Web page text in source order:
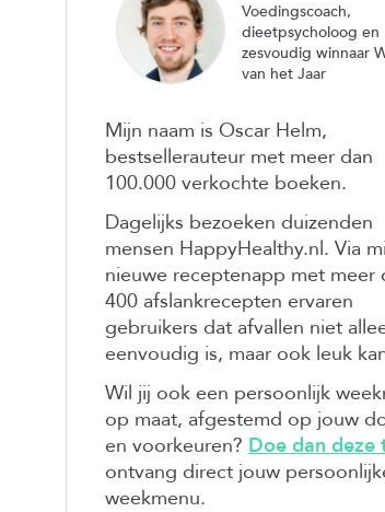
Voedingscoach,
dieetpsycholoog en
zesvoudig winnaar
van het Jaar
Mijn naam is Oscar Helm,
bestsellerauteur met meer dan
100.000 verkochte boeken.
Dagelijks bezoeken duizenden
mensen HappyHealthy.nl. Via
nieuwe receptenapp met meer
400 afslankrecepten ervaren
gebruikers dat afvallen niet
eenvoudig is, maar ook leuk
Wil jij ook een persoonlijk
op maat, afgestemd op jouw
en voorkeuren? Doe dan deze
ontvang direct jouw
weekmenu.